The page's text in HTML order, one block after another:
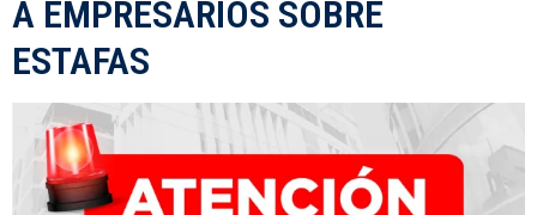
A EMPRESARIOS SOBRE
ESTAFAS